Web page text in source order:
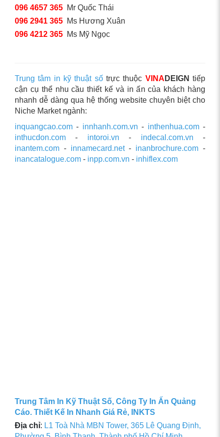
096 4657 365 Mr Quốc Thái
096 2941 365 Ms Hương Xuân
096 4212 365 Ms Mỹ Ngọc
Trung tâm in kỹ thuật sốtrực thuộc VINA DEIGN tiếp
cận cụ thể nhu cầu thiết kế và in ấn của khách hàng
nhanh dễ dàng qua hệ thống website chuyên biệt cho
Niche Market ngành:
inquangcao.com - innhanh.com.vn - inthenhua.com-
inthucdon.com - intoroi.vn - indecal.com.vn -
inantem.com - innamecard.net- inanbrochure.com -
inancatalogue.com - inpp.com.vn - inhiflex.com
Trung Tâm In Kỹ Thuật Số, Công Ty In Ấn Quảng
Cáo. Thiết Kế In Nhanh Giá Rẻ, INKTS
Địa chỉ: L1 Toà Nhà MBN Tower, 365 Lê Quang Định,